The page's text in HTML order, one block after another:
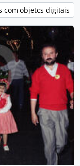
com objetos digitais